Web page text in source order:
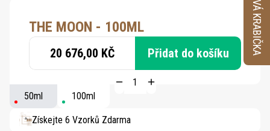
THE MOON - 100ML
20 676,00 KČ Přidat do košíku
50ml 100ml
Získejte 6 Vzorků Zdarma